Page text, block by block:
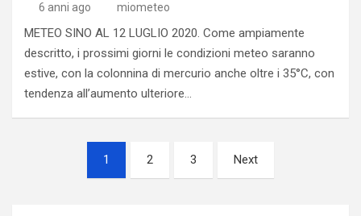
6 anni ago miometeo
METEO SINO AL 12 LUGLIO 2020. Come ampiamente
descritto, i prossimi giorni le condizioni meteo saranno
estive, con la colonnina di mercurio anche oltre i 35°C, con
tendenza all’aumento ulteriore…
Paginazione
1 2 3 Next